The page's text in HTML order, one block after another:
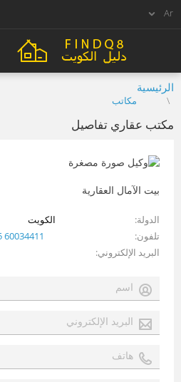
الرئيسية
مكاتب
مكتب عقاري تفاصيل
بيت الآمال العقارية
الدولة
الكويت
تلفون
60034411
البريد الإلكتروني